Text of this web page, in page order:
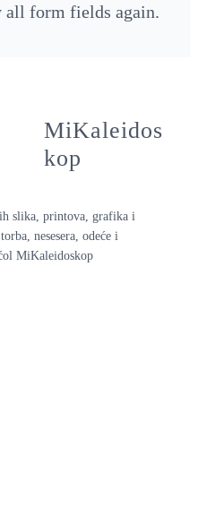
all form fields again.
MiKaleidos
kop
slika, printova, grafika i
nesesera, odeće i
MiKaleidoskop